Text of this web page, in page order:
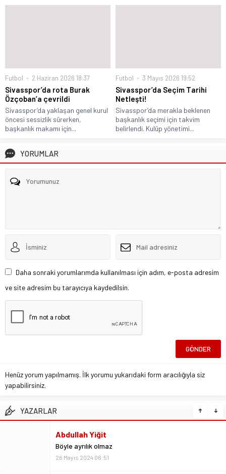
Futbol 2 Haziran 2026 18:37
Sivasspor’da rota Burak
Özçoban’a çevrildi
Sivasspor’da yaklaşan genel kurul
öncesi sessizlik sürerken,
başkanlık makamı için...
Futbol 3 Mayıs 2026 19:52
Sivasspor’da Seçim Tarihi
Netleşti!
Sivasspor’da merakla beklenen
başkanlık seçimi için takvim
belirlendi. Kulüp yönetimi...
YORUMLAR
Daha sonraki yorumlarımda kullanılması için adım, e-posta adresim
ve site adresim bu tarayıcıya kaydedilsin.
Henüz yorum yapılmamış. İlk yorumu yukarıdaki form aracılığıyla siz
yapabilirsiniz.
YAZARLAR
Ali İzgi
Mutlu – Gururlu – Rahat
26 Mayıs 2024 06:54